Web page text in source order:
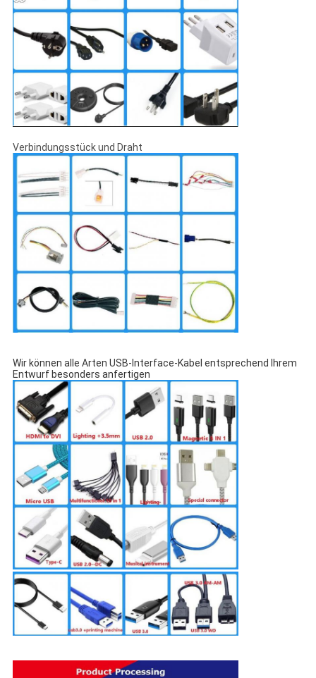
Verbindungsstück und Draht
Wir können alle Arten USB-Interface-Kabel entsprechend Ihrem
Entwurf besonders anfertigen